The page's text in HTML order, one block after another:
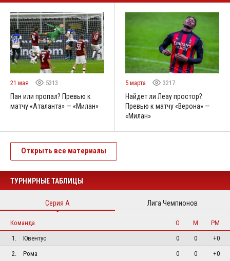
21 мая 5313
Пан или пропал? Превью к
матчу «Аталанта» — «Милан»
5 марта 3217
Найдет ли Леау простор?
Превью к матчу «Верона» —
«Милан»
Открыть все материалы
ТУРНИРНЫЕ ТАБЛИЦЫ
Серия А Лига Чемпионов
Команда О М
РМ
1.
Ювентус 0 0
+0
2.
Рома 0 0
+0